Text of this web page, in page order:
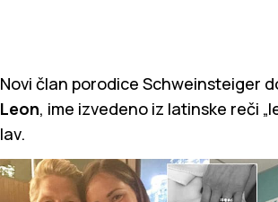
Novi član porodice Schweinsteiger
Leon, ime izvedeno iz latinske reči
lav.